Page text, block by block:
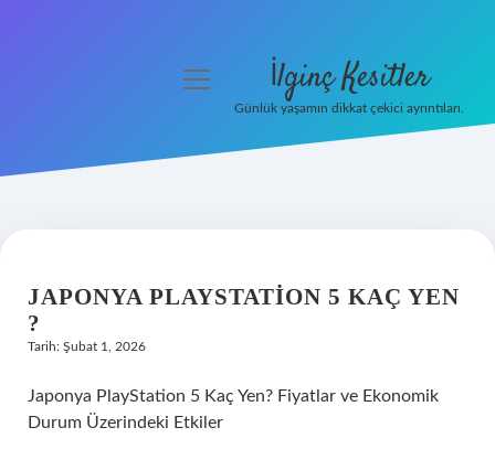
Hakkımızda
menüyü
İlginç Kesitler
Günlük yaşamın dikkat çekici ayrıntıları.
JAPONYA PLAYSTATION 5 KAÇ YEN
?
Tarih: Şubat 1, 2026
Japonya PlayStation 5 Kaç Yen? Fiyatlar ve Ekonomik
Durum Üzerindeki Etkiler